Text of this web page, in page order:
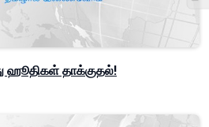
ஹூதிகள் தாக்குதல்!